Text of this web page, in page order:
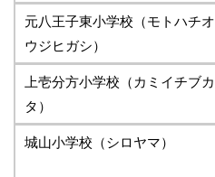
元八王子東小学校（モトハチオ
ウジヒガシ）
上壱分方小学校（カミイチブカ
タ）
城山小学校（シロヤマ）